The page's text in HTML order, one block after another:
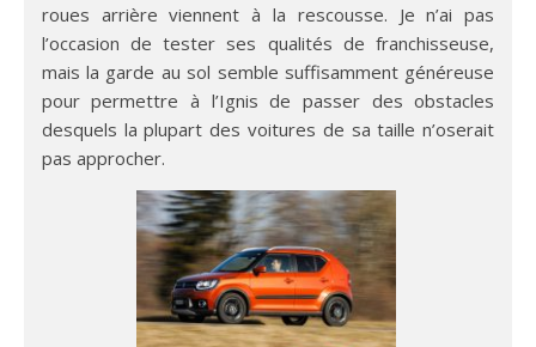
roues arrière viennent à la rescousse. Je n’ai pas
l’occasion de tester ses qualités de franchisseuse,
mais la garde au sol semble suffisamment généreuse
pour permettre à l’Ignis de passer des obstacles
desquels la plupart des voitures de sa taille n’oserait
pas approcher.